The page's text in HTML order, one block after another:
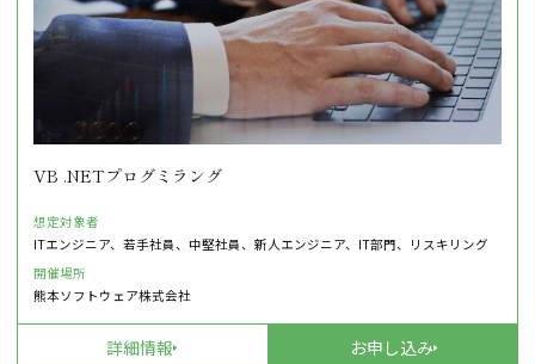
VB .NETプログミラング
想定対象者
ITエンジニア、若手社員、中堅社員、新人エンジニア、IT部門、リスキリング
開催場所
熊本ソフトウェア株式会社
詳細情報 お申し込み